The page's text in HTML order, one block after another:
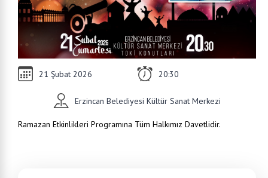
21 Şubat 2026 20:30
Erzincan Belediyesi Kültür Sanat Merkezi
Ramazan Etkinlikleri Programına Tüm Halkımız Davetlidir.